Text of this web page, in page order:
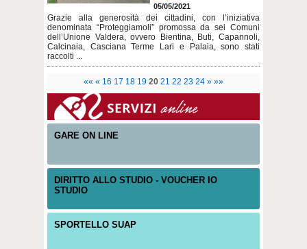
05/05/2021
Grazie alla generosità dei cittadini, con l’iniziativa
denominata “Proteggiamoli” promossa da sei Comuni
dell’Unione Valdera, ovvero Bientina, Buti, Capannoli,
Calcinaia, Casciana Terme Lari e Palaia, sono stati
raccolti ...
«« « 16 17 18 19 20 21 22 23 24 » »»
GARE ON LINE
DIRITTO ALLO STUDIO - VOUCHER IO
STUDIO
SPORTELLO SUAP